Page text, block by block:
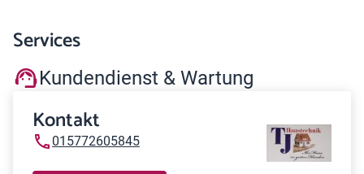
Services
Kundendienst & Wartung
Kontakt
015772605845